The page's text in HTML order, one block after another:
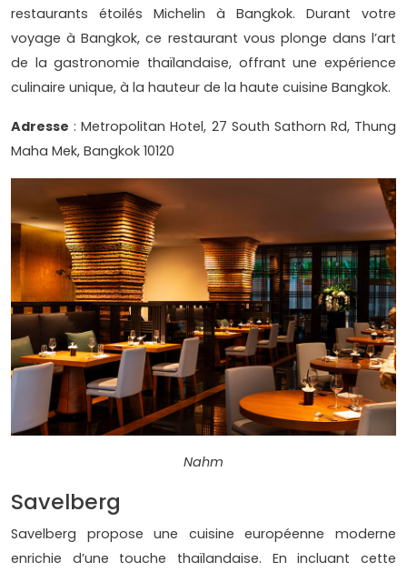
restaurants étoilés Michelin à Bangkok. Durant votre
voyage à Bangkok, ce restaurant vous plonge dans l’art
de la gastronomie thaïlandaise, offrant une expérience
culinaire unique, à la hauteur de la haute cuisine Bangkok.
Adresse : Metropolitan Hotel, 27 South Sathorn Rd, Thung
Maha Mek, Bangkok 10120
Nahm
Savelberg
Savelberg propose une cuisine européenne moderne
enrichie d’une touche thaïlandaise. En incluant cette